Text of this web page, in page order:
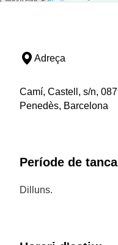
Adreça
Camí, Castell, s/n,
Penedès, Barcelona
Període de
Dilluns.